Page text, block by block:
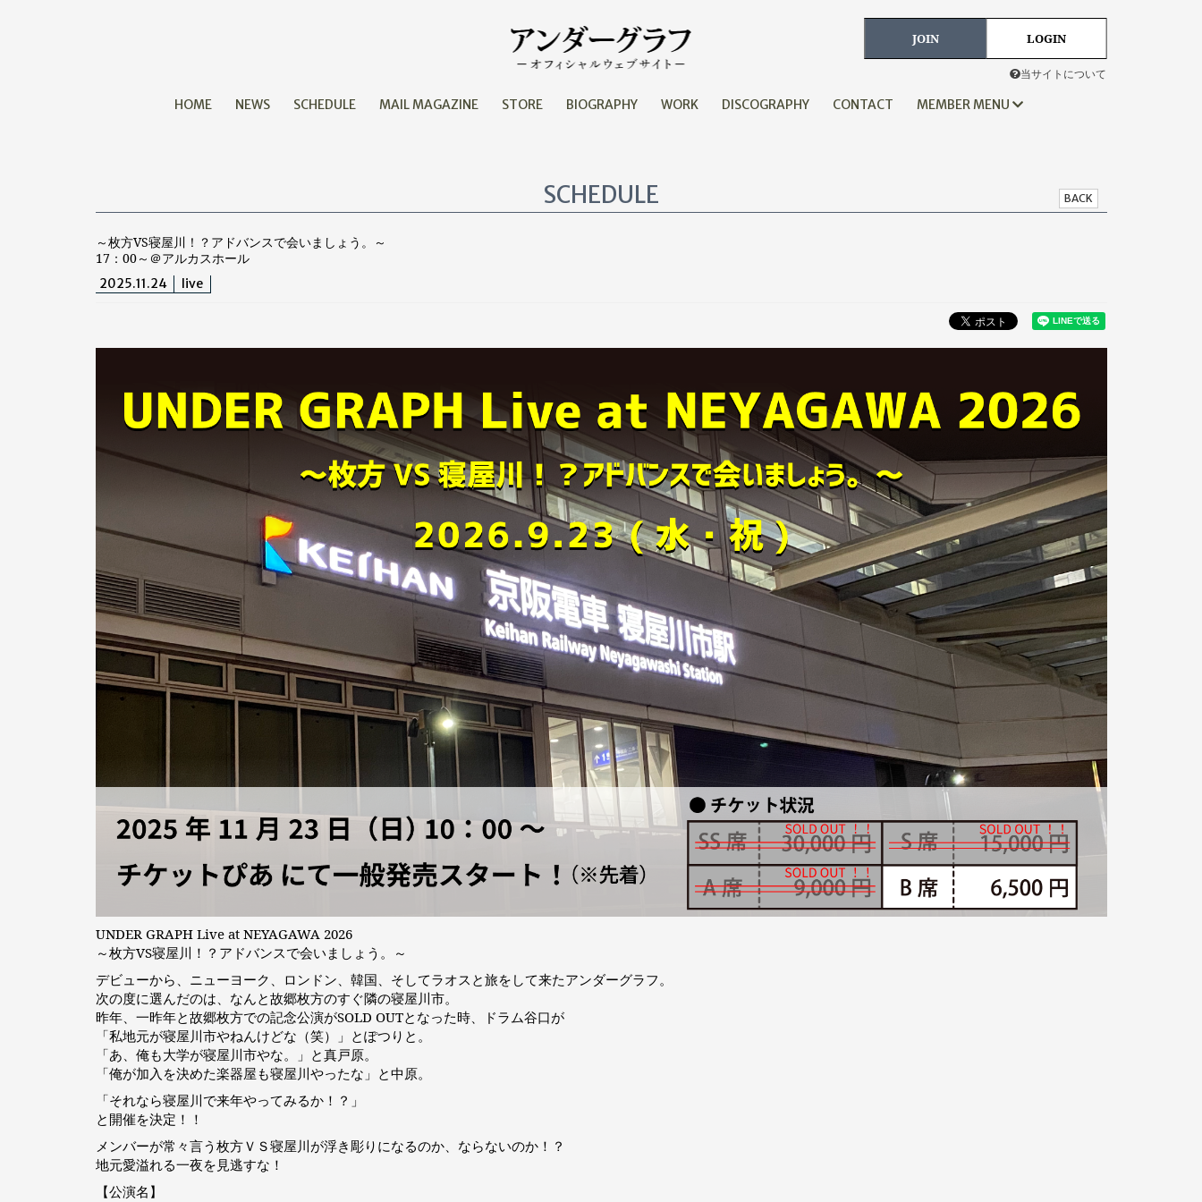
JOIN LOGIN
当サイトについて
HOME NEWS SCHEDULE MAIL MAGAZINE STORE BIOGRAPHY WORK DISCOGRAPHY CONTACT MEMBER MENU
SCHEDULE BACK
～枚方VS寝屋川！？アドバンスで会いましょう。～
17：00～＠アルカスホール
2025.11.24 live
UNDER GRAPH Live at NEYAGAWA 2026
～枚方VS寝屋川！？アドバンスで会いましょう。～
デビューから、ニューヨーク、ロンドン、韓国、そしてラオスと旅をして来たアンダーグラフ。
次の度に選んだのは、なんと故郷枚方のすぐ隣の寝屋川市。
昨年、一昨年と故郷枚方での記念公演がSOLD OUTとなった時、ドラム谷口が
「私地元が寝屋川市やねんけどな（笑）」とぽつりと。
「あ、俺も大学が寝屋川市やな。」と真戸原。
「俺が加入を決めた楽器屋も寝屋川やったな」と中原。
「それなら寝屋川で来年やってみるか！？」
と開催を決定！！
メンバーが常々言う枚方ＶＳ寝屋川が浮き彫りになるのか、ならないのか！？
地元愛溢れる一夜を見逃すな！
【公演名】